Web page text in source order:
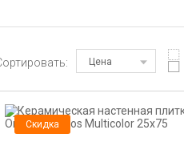
Цена
Скидка